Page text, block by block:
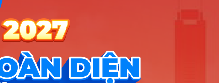
11 Ngôn ngữ Nhật
12 Ngôn ngữ Hàn Quốc
Ngôn ngữ Ả Rập
14 Văn hóa truyền thông xuyên quốc gia